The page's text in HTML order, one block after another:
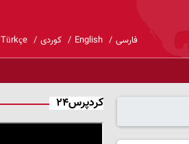
فارسی English کوردی Türkçe
کردپرس۲۴